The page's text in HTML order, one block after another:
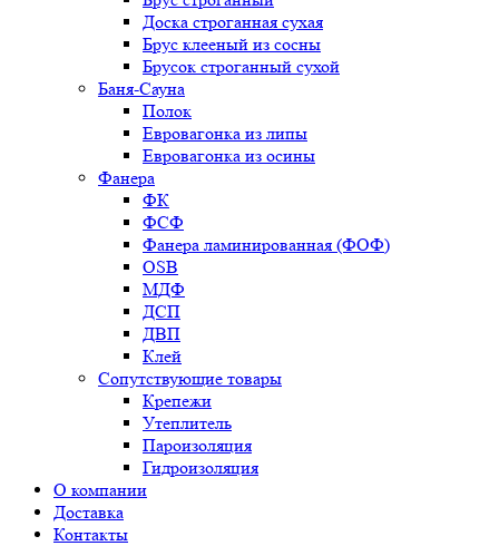
Доска строганная сухая
Брус клееный из сосны
Брусок строганный сухой
Баня-Сауна
Полок
Евровагонка из липы
Евровагонка из осины
Фанера
ФК
ФСФ
Фанера ламинированная (ФОФ)
OSB
МДФ
ДСП
ДВП
Клей
Сопутствующие товары
Крепежи
Утеплитель
Пароизоляция
Гидроизоляция
О компании
Доставка
Контакты